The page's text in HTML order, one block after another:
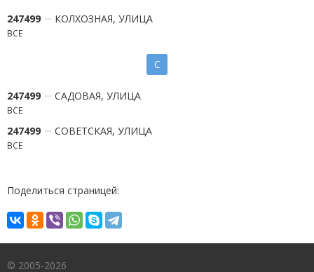
247499 КОЛХОЗНАЯ, УЛИЦА
ВСЕ
С
247499 САДОВАЯ, УЛИЦА
ВСЕ
247499 СОВЕТСКАЯ, УЛИЦА
ВСЕ
Поделиться страницей:
© 2005-2026